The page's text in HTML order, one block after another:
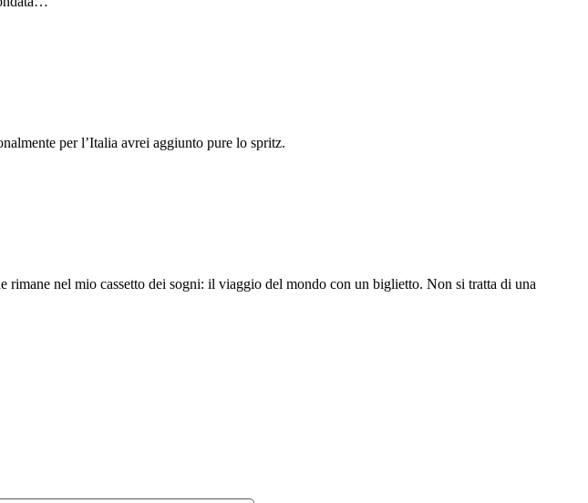
per l’Italia avrei aggiunto pure lo spritz.
rimane nel mio cassetto dei sogni: il viaggio del mondo con un biglietto. Non si tratta di una